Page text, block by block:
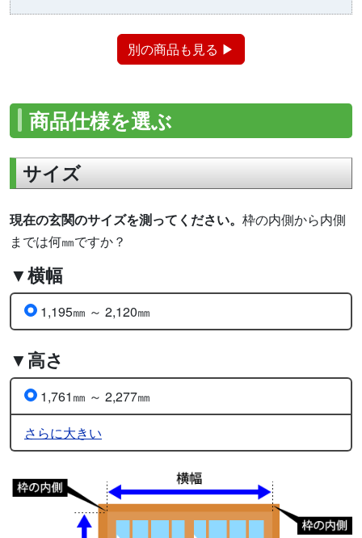
別の商品も見る ▶
商品仕様を選ぶ
サイズ
現在の玄関のサイズを測ってください。 枠の内側から内側
までは何㎜ですか？
▼横幅
1,195㎜ ～ 2,120㎜
▼高さ
1,761㎜ ～ 2,277㎜
さらに大きい